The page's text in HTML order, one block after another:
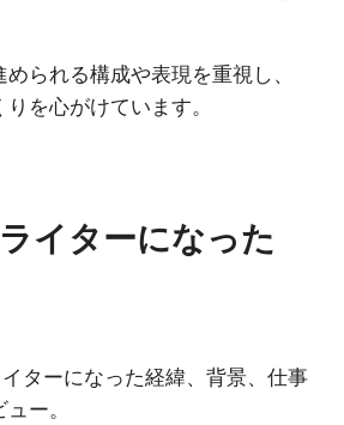
られる構成や表現を重視し、
を心がけています。
イターになった
ターになった経緯、背景、仕事
ー。